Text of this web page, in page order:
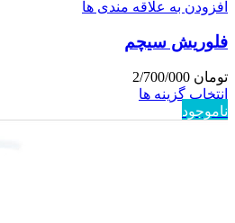
افزودن به علاقه مندی ها
فلوریش سیچم
تومان
انتخاب گزینه ها
ناموجود